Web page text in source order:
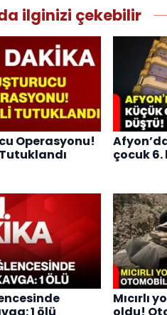
ilginizi çekebilir
Operasyonu!
çocuk
Mıcırlı